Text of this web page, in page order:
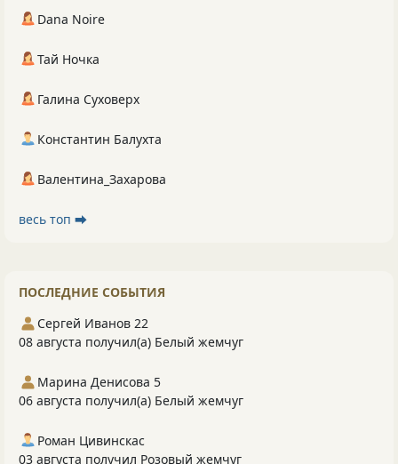
Dana Noire
Тай Ночка
Галина Суховерх
Константин Балухта
Валентина_Захарова
весь топ ⮕
ПОСЛЕДНИЕ СОБЫТИЯ
Сергей Иванов 22
08 августа получил(а) Белый жемчуг
Марина Денисова 5
06 августа получил(а) Белый жемчуг
Роман Цивинскас
03 августа получил Розовый жемчуг